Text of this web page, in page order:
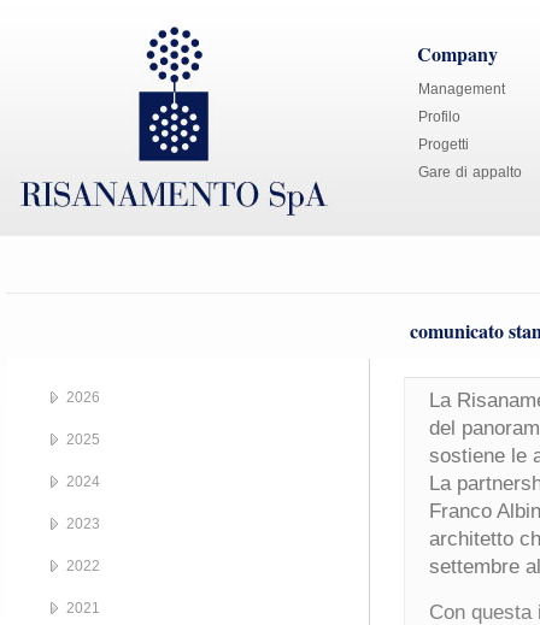
Company
Management
Profilo
Progetti
Gare di appalto
comunicato
La
del
sostiene le
La
Franco
architetto
settembre
Con
2026
2025
2024
2023
2022
2021